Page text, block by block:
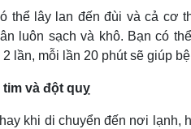
thể lây lan đến đùi và cả cơ
luôn sạch và khô. Bạn có
lần, mỗi lần 20 phút sẽ giúp
và đột quỵ
khi di chuyển đến nơi